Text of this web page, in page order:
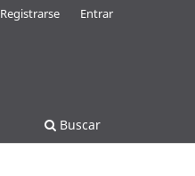
Buscar
Registrarse Entrar